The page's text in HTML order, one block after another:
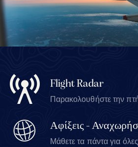
Flight Radar
Παρακολουθήστε την
Αφίξεις -
Μάθετε τα πάντα για